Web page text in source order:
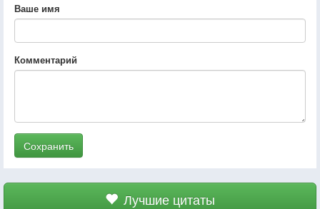
Ваше имя
Комментарий
Сохранить
Лучшие цитаты